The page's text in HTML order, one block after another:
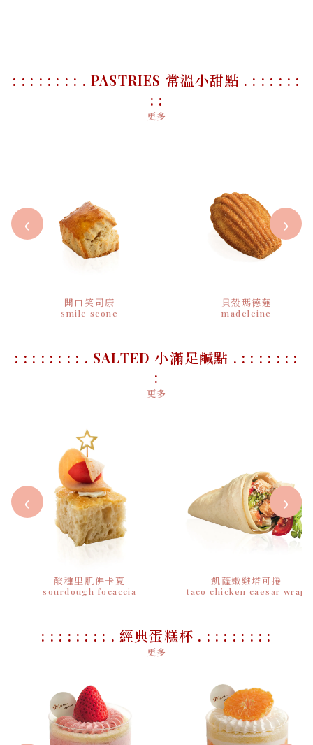
: : : : : : : : . PASTRIES 常溫小甜點 . : : : : : :
: :
更多
‹ ›
開口笑司康
smile scone
貝殼瑪德蓮
madeleine
: : : : : : : : . SALTED 小滿足鹹點 . : : : : : : :
:
更多
‹ ›
酸種里肌佛卡夏
sourdough focaccia
凱蕯嫩雞塔可捲
taco chicken caesar wrap
: : : : : : : : . 經典蛋糕杯 . : : : : : : : :
更多